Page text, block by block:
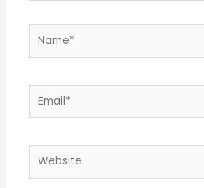
Name*
Email*
Website